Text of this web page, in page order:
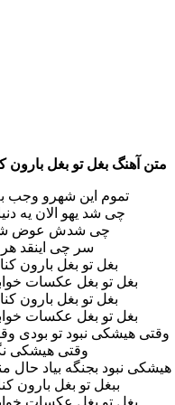
متن آهنگ بغل تو بغل
تموم این شهرو وجب
چی شد یهو الان یه
چی شدش عوض
سر چی اینقد
بغل تو بغل بارون
بغل تو بغل عکسات
بغل تو بغل بارون
بغل تو بغل عکسات
وقتی هیشکی نبود تو
وقتی هیشکی
هیشکی نبود بجنگه بیاد
ببغل تو بغل
بغل تو بغل عکسات